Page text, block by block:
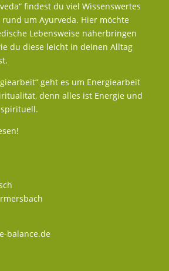
findest du viel Wissenswertes
um Ayurveda. Hier möchte
Lebensweise näherbringen
du diese leicht in deinen Alltag
geht es um Energiearbeit
denn alles ist Energie und
balance.de